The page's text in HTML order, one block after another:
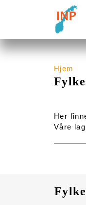
Hjem
Her
Våre